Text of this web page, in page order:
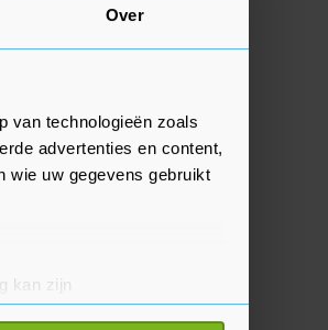
Over
van technologieën zoals
advertenties en content,
wie uw gegevens gebruikt
kan zijn